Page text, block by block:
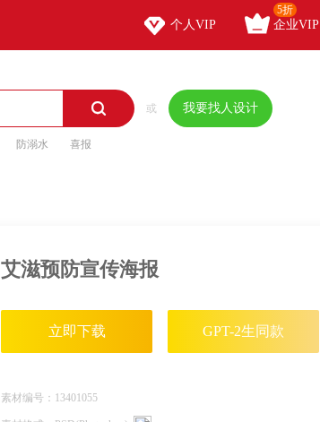
 个人VIP  企业VIP
5折
 或 我要找人设计
防溺水 喜报
艾滋预防宣传海报
立即下载 GPT-2生同款
素材编号： 13401055